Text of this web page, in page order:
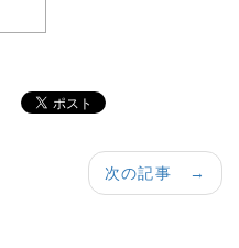
次の記事 →